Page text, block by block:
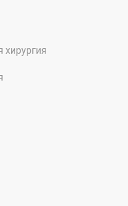
хирургия